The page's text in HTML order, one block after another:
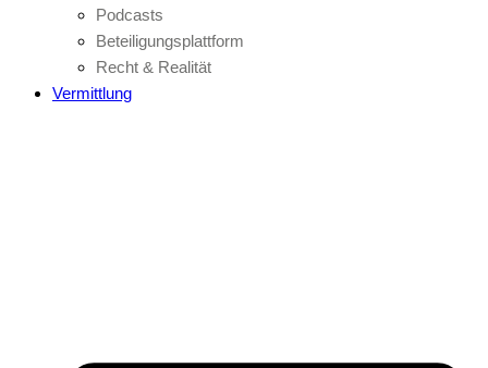
Podcasts
Beteiligungsplattform
Recht & Realität
Vermittlung